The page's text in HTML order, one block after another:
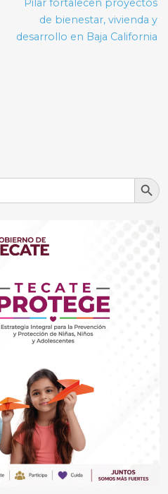
Pilar fortalecen proyectos
de bienestar, vivienda y
desarrollo en Baja California
Search